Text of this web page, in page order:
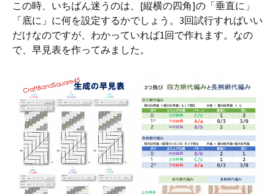
この時、いちばん迷うのは、[縦横の四角]の「垂直に」
「底に」に何を設定するかでしょう。3回試行すればいい
だけなのですが、わかっていれば1回で作れます。なの
で、早見表を作ってみました。